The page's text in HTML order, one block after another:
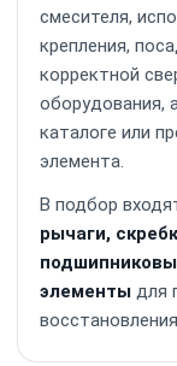
смесителя,
крепления,
корректной
оборудования,
каталоге или
элемента.
В подбор
рычаги,
элементы для